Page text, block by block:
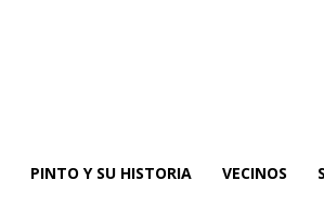
PINTO Y SU HISTORIA VECINOS